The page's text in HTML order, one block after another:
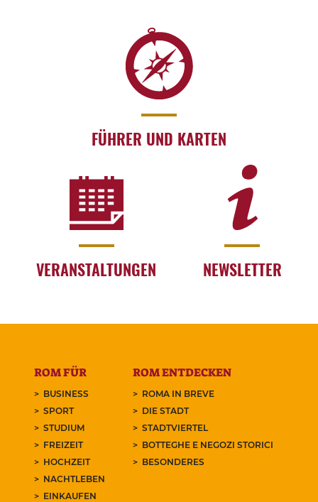
FÜHRER UND KARTEN
VERANSTALTUNGEN NEWSLETTER
ROM FÜR
BUSINESS
SPORT
STUDIUM
FREIZEIT
HOCHZEIT
NACHTLEBEN
EINKAUFEN
ROM ENTDECKEN
ROMA IN BREVE
DIE STADT
STADTVIERTEL
BOTTEGHE E NEGOZI STORICI
BESONDERES